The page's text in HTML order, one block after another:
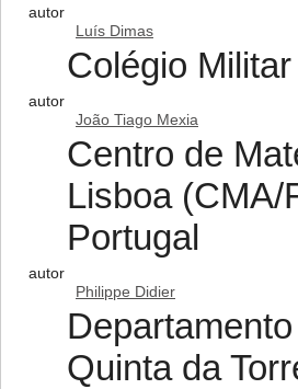
autor
Luís Dimas
Colégio
autor
João Tiago Mexia
Centro de
Lisboa (CMA/
Portugal
autor
Philippe Didier
Quinta da